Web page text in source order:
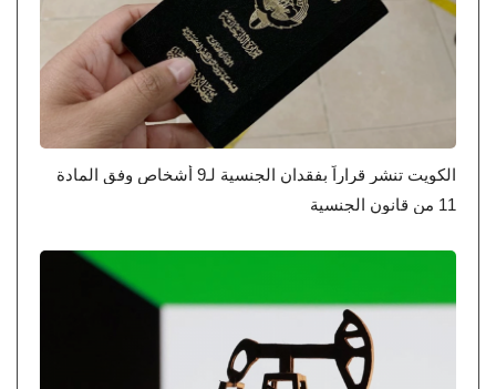
الكويت تنشر قراراً بفقدان الجنسية لـ9 أشخاص وفق المادة
11 من قانون الجنسية